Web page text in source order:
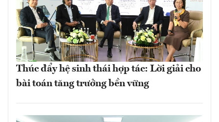
Thúc đẩy hệ sinh thái hợp tác: Lời giải cho
bài toán tăng trưởng bền vững